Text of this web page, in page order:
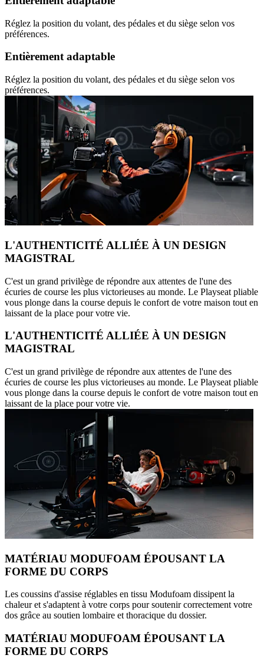
Réglez la position du volant, des pédales et du siège selon vos
préférences.
Entièrement adaptable
Réglez la position du volant, des pédales et du siège selon vos
préférences.
L'AUTHENTICITÉ ALLIÉE À UN DESIGN
MAGISTRAL
C'est un grand privilège de répondre aux attentes de l'une des
écuries de course les plus victorieuses au monde. Le Playseat pliable
vous plonge dans la course depuis le confort de votre maison tout en
laissant de la place pour votre vie.
L'AUTHENTICITÉ ALLIÉE À UN DESIGN
MAGISTRAL
C'est un grand privilège de répondre aux attentes de l'une des
écuries de course les plus victorieuses au monde. Le Playseat pliable
vous plonge dans la course depuis le confort de votre maison tout en
laissant de la place pour votre vie.
MATÉRIAU MODUFOAM ÉPOUSANT LA
FORME DU CORPS
Les coussins d'assise réglables en tissu Modufoam dissipent la
chaleur et s'adaptent à votre corps pour soutenir correctement votre
dos grâce au soutien lombaire et thoracique du dossier.
MATÉRIAU MODUFOAM ÉPOUSANT LA
FORME DU CORPS